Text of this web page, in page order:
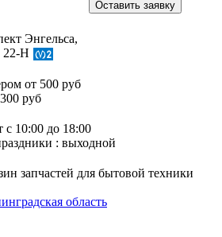
Энгельса,
22-Н
от 500 руб
руб
10:00 до 18:00
: выходной
запчастей для бытовой техники
область